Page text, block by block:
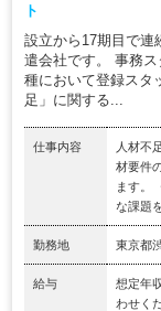
ト
設立から17期目で連
遣会社です。 事務
種において登録スタ
足」に関する...
仕事内容
人材不
材要件
ます。
な課題
勤務地 東京都
給与
想定年
わせく